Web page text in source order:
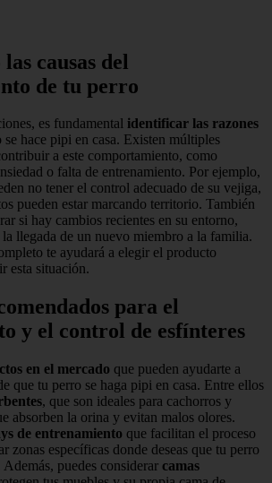
causas del
de tu perro
es fundamental identificar las razones
se hace pipi en casa. Existen múltiples
a este comportamiento, como
o falta de entrenamiento. Por ejemplo,
no tener el control adecuado de su vejiga,
pueden estar marcando territorio. También
si hay cambios recientes en su entorno,
llegada de un nuevo miembro a la familia.
te ayudará a elegir el producto
esta situación.
para el
y el control de esfínteres
en el mercado que pueden ayudarte a
que tu perro se haga pipi en casa. Entre ellos
, que son ideales para cachorros y
absorben la orina y evitan malos olores.
de entrenamiento que facilitan el proceso
zonas específicas donde deseas que tu perro
Además, puedes considerar camas